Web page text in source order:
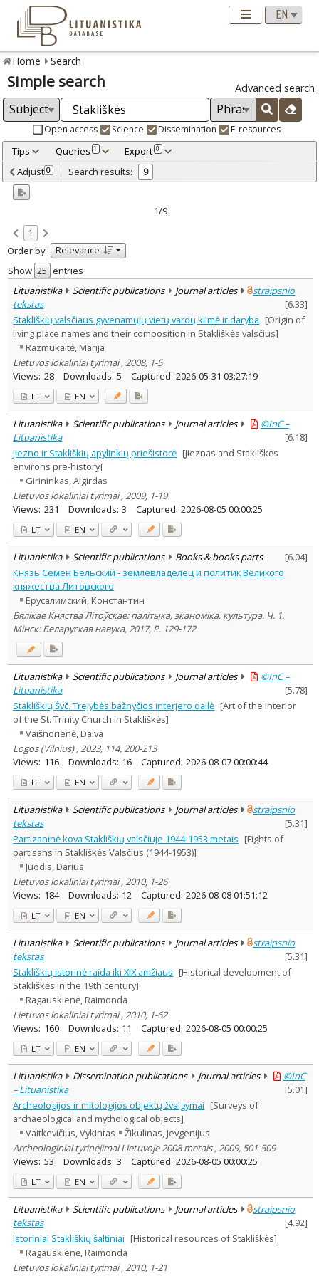
Home Search
Simple search Advanced search
Open access Science Dissemination E-resources
Tips Queries 1 Export 0
Adjusted by criteria 0
Year
Refine
Open access
Scientific publications 8
Dissemination publications
Document Type:
Books & books parts 1
Journal articles
Subject area:
Archaeology 2
History 5
Linguistics 1
Arts 1
Text language
Country of publication
Historical periods
Lithuanian place names
Subject
Journal
Adjust 0 Search results: 9
1/9
1
Order by:
Relevance
Show
entries
Lituanistika
Scientific publications Journal articles
straipsnio
tekstas
[6.33]
Stakliškių valsčiaus gyvenamųjų vietų vardų kilmė ir daryba [Origin of
living place names and their composition in Stakliškės valsčius]
Razmukaitė, Marija
Lietuvos lokaliniai tyrimai , 2008, 1-5
Views: 28 Downloads: 5 Captured: 2026-05-31 03:27:19
LT EN
Lituanistika Scientific publications Journal articles
©InC –
Lituanistika
[6.18]
Jiezno ir Stakliškių apylinkių priešistorė [Jieznas and Stakliškės
environs pre-history]
Girininkas, Algirdas
Lietuvos lokaliniai tyrimai , 2009, 1-19
Views: 231 Downloads: 3 Captured: 2026-08-05 00:00:25
LT EN
Lituanistika Scientific publications Books & books parts [6.04]
Князь Семен Бельский - землевладелец и политик Великого
княжества Литовского
Ерусалимский, Константин
Вялікае Княства Літоўскае: палітыка, эканоміка, культура. Ч. 1.
Мінск: Беларуская навука, 2017, P. 129-172
Lituanistika Scientific publications Journal articles
©InC –
Lituanistika
[5.78]
Stakliškių Švč. Trejybės bažnyčios interjero dailė [Art of the interior
of the St. Trinity Church in Stakliškės]
Vaišnorienė, Daiva
Logos (Vilnius) , 2023, 114, 200-213
Views: 116 Downloads: 16 Captured: 2026-08-07 00:00:44
LT EN
Lituanistika Scientific publications Journal articles
straipsnio
tekstas
[5.31]
Partizaninė kova Stakliškių valsčiuje 1944-1953 metais [Fights of
partisans in Stakliškės Valsčius (1944-1953)]
Juodis, Darius
Lietuvos lokaliniai tyrimai , 2010, 1-26
Views: 184 Downloads: 12 Captured: 2026-08-08 01:51:12
LT EN
Lituanistika Scientific publications Journal articles
straipsnio
tekstas
[5.31]
Stakliškių istorinė raida iki XIX amžiaus [Historical development of
Stakliškės in the 19th century]
Ragauskienė, Raimonda
Lietuvos lokaliniai tyrimai , 2010, 1-62
Views: 160 Downloads: 11 Captured: 2026-08-05 00:00:25
LT EN
Lituanistika Dissemination publications Journal articles
©InC
– Lituanistika
[5.01]
Archeologijos ir mitologijos objektų žvalgymai [Surveys of
archaeological and mythological objects]
Vaitkevičius, Vykintas
Žikulinas, Jevgenijus
Archeologiniai tyrinėjimai Lietuvoje 2008 metais , 2009, 501-509
Views: 53 Downloads: 3 Captured: 2026-08-05 00:00:25
LT EN
Lituanistika Scientific publications Journal articles
straipsnio
tekstas
[4.92]
Istoriniai Stakliškių šaltiniai [Historical resources of Stakliškės]
Ragauskienė, Raimonda
Lietuvos lokaliniai tyrimai , 2010, 1-21